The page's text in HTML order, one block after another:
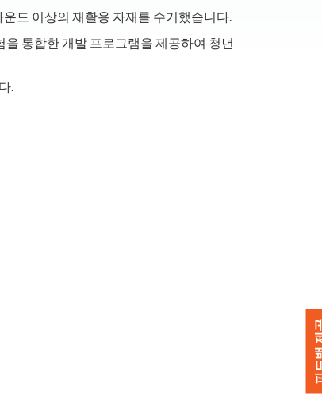
드 이상의 재활용 자재를 수거했습니다.
통합한 개발 프로그램을 제공하여 청년
.
피